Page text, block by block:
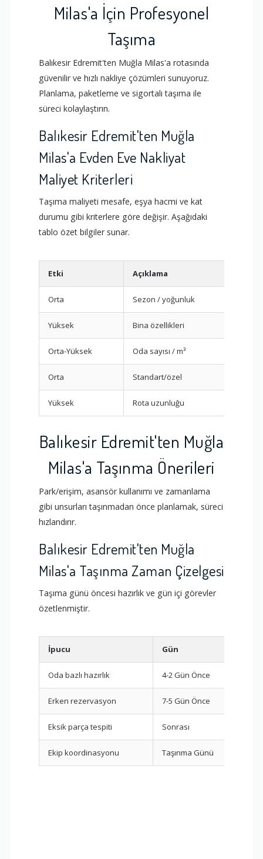
Milas'a İçin Profesyonel
Taşıma
Balıkesir Edremit'ten Muğla Milas'a rotasında
güvenilir ve hızlı nakliye çözümleri sunuyoruz.
Planlama, paketleme ve sigortalı taşıma ile
süreci kolaylaştırın.
Balıkesir Edremit'ten Muğla
Milas'a Evden Eve Nakliyat
Maliyet Kriterleri
Taşıma maliyeti mesafe, eşya hacmi ve kat
durumu gibi kriterlere göre değişir. Aşağıdaki
tablo özet bilgiler sunar.
Etki Açıklama
Orta Sezon / yoğunluk
Yüksek Bina özellikleri
Orta-Yüksek Oda sayısı / m³
Orta Standart/özel
Yüksek Rota uzunluğu
Balıkesir Edremit'ten Muğla
Milas'a Taşınma Önerileri
Park/erişim, asansör kullanımı ve zamanlama
gibi unsurları taşınmadan önce planlamak, süreci
hızlandırır.
Balıkesir Edremit'ten Muğla
Milas'a Taşınma Zaman Çizelgesi
Taşıma günü öncesi hazırlık ve gün içi görevler
özetlenmiştir.
İpucu Gün
Oda bazlı hazırlık 4-2 Gün Önce
Erken rezervasyon 7-5 Gün Önce
Eksik parça tespiti Sonrası
Ekip koordinasyonu Taşınma Günü